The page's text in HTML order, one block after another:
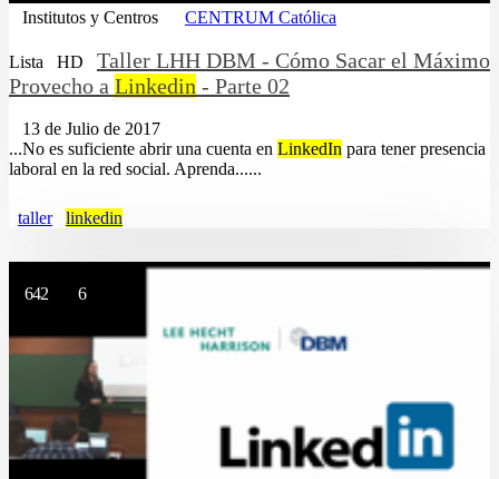
Institutos y Centros CENTRUM Católica
Lista HD
Taller LHH DBM - Cómo Sacar el Máximo
Provecho a Linkedin - Parte 02
13 de Julio de 2017
...No es suficiente abrir una cuenta en LinkedIn para tener presencia
laboral en la red social. Aprenda......
taller linkedin
642 6